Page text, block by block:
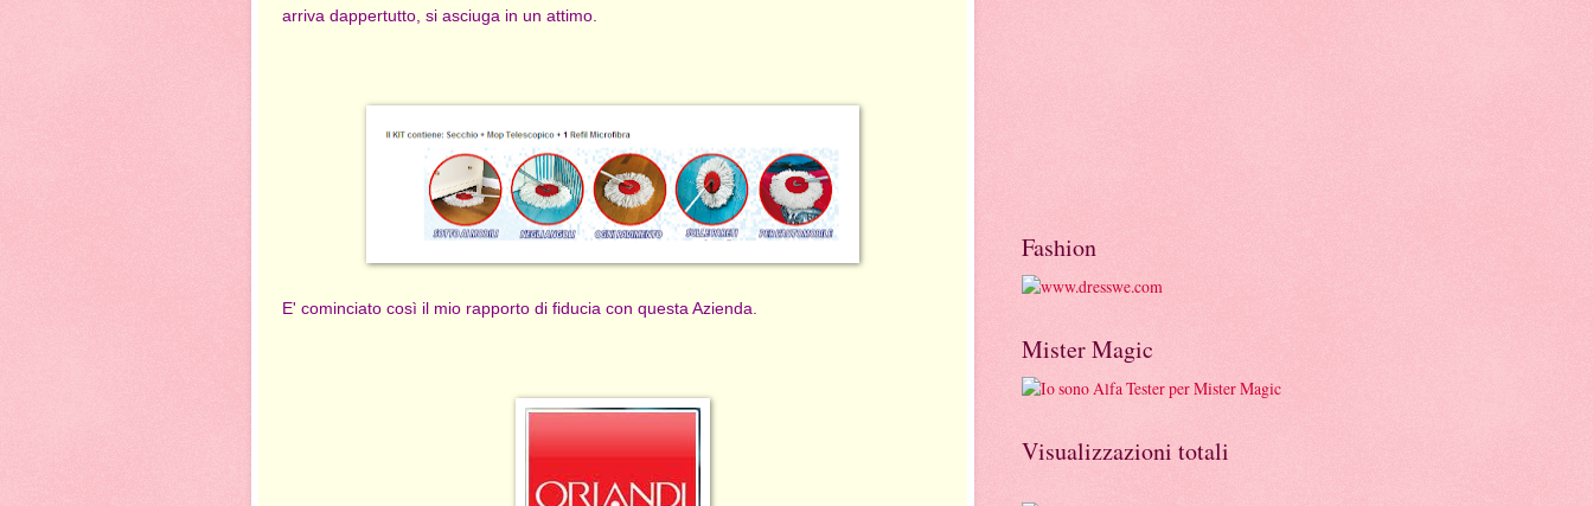
arriva dappertutto, si asciuga in un attimo.
E' cominciato così il mio rapporto di fiducia con questa Azienda.
Fashion
Mister Magic
Visualizzazioni totali